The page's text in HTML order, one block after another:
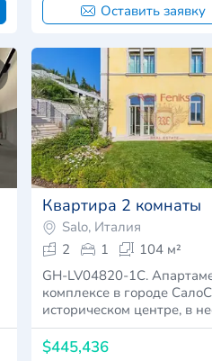
Оставить заявку
Квартира 2 комнаты
Salo, Италия
2
1
104 м²
GH-LV04820-1C.
комплексе в городе
историческом центре, в
$445,436